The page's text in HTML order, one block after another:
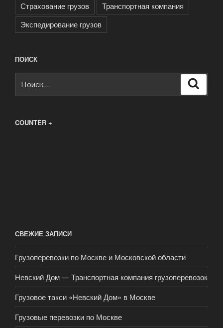
Страхование грузов
Транспортная компания
Экспедирование грузов
ПОИСК
COUNTER +
СВЕЖИЕ ЗАПИСИ
Грузоперевозки по Москве и Московской области
Невский Дом — Транспортная компания грузоперевозок
Грузовое такси «Невский Дом» в Москве
Грузовые перевозки по Москве